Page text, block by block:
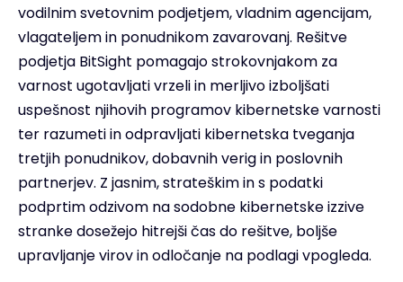
vodilnim svetovnim podjetjem, vladnim agencijam,
vlagateljem in ponudnikom zavarovanj. Rešitve
podjetja BitSight pomagajo strokovnjakom za
varnost ugotavljati vrzeli in merljivo izboljšati
uspešnost njihovih programov kibernetske varnosti
ter razumeti in odpravljati kibernetska tveganja
tretjih ponudnikov, dobavnih verig in poslovnih
partnerjev. Z jasnim, strateškim in s podatki
podprtim odzivom na sodobne kibernetske izzive
stranke dosežejo hitrejši čas do rešitve, boljše
upravljanje virov in odločanje na podlagi vpogleda.